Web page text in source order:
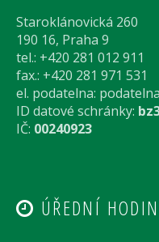
Staroklánovická 260
190 16, Praha 9
tel.: +420 281 012 911
fax.: +420 281 971 531
el. podatelna:
ID datové schránky:
IČ: 00240923
ÚŘEDNÍ